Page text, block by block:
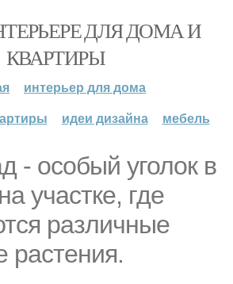
ДЛЯ ДОМА И
КВАРТИРЫ
интерьер для дома
идеи дизайна мебель
- особый уголок в
участке, где
различные
растения.